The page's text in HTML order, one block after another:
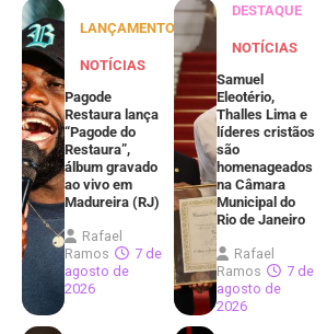
LANÇAMENTOS
NOTÍCIAS
Pagode
Restaura lança
“Pagode do
Restaura”,
álbum gravado
ao vivo em
Madureira (RJ)
Rafael
Ramos
7 de
agosto de
2026
DESTAQUE
NOTÍCIAS
Samuel
Eleotério,
Thalles Lima e
líderes cristãos
são
homenageados
na Câmara
Municipal do
Rio de Janeiro
Rafael
Ramos
7 de
agosto de
2026